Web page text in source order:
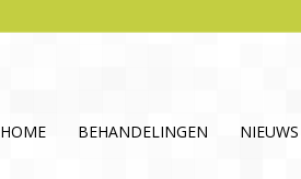
HOME BEHANDELINGEN NIEUWS